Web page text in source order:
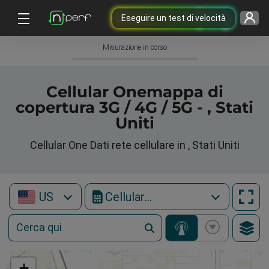
Eseguire un test di velocità
Misurazione in corso
Cellular Onemappa di
copertura 3G / 4G / 5G - , Stati
Uniti
Cellular One Dati rete cellulare in , Stati Uniti
US Cellular One